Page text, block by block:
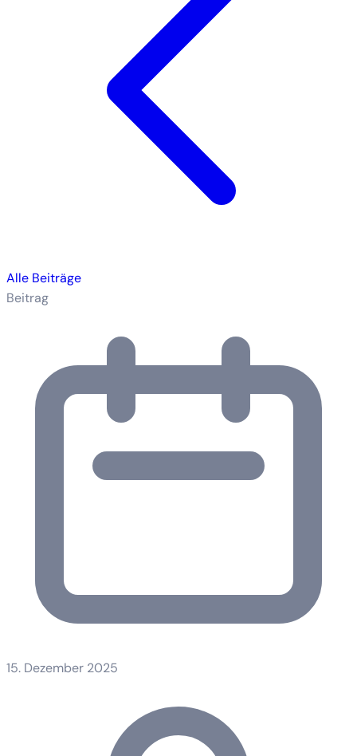
Alle Beiträge
Beitrag
15. Dezember 2025